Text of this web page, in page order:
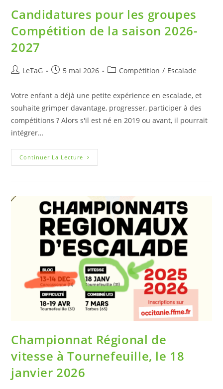
Candidatures pour les groupes
Compétition de la saison 2026-
2027
LeTaG 5 mai 2026 Compétition / Escalade
Votre enfant a déjà une petite expérience en escalade, et
souhaite grimper davantage, progresser, participer à des
compétitions ? Alors s'il est né en 2019 ou avant, il pourrait
intégrer…
Continuer La Lecture
Championnat Régional de
vitesse à Tournefeuille, le 18
janvier 2026